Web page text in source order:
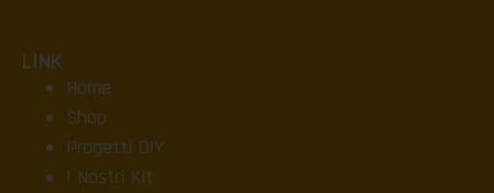
LINK
Home
Shop
Progetti DIY
I Nostri Kit